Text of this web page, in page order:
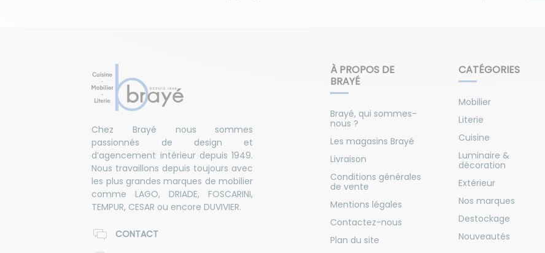
À PROPOS DE
BRAYÉ
Brayé, qui sommes-
nous ?
Les magasins Brayé
Livraison
Conditions générales
de vente
Mentions légales
Contactez-nous
Plan du site
CATÉGORIES
Mobilier
Literie
Cuisine
Luminaire &
décoration
Extérieur
Nos marques
Destockage
Nouveautés
Chez Brayé nous sommes
passionnés de design et
d’agencement intérieur depuis 1949.
Nous travaillons depuis toujours avec
les plus grandes marques de mobilier
comme LAGO, DRIADE, FOSCARINI,
TEMPUR, CESAR ou encore DUVIVIER.
CONTACT